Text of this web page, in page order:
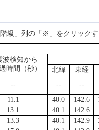
級」列の「※」をクリック
波検知から
時間（秒）
北緯 東経
-- -- --
11.1 40.0 142.6
13.1 40.1 142.6
13.3 40.1 142.9